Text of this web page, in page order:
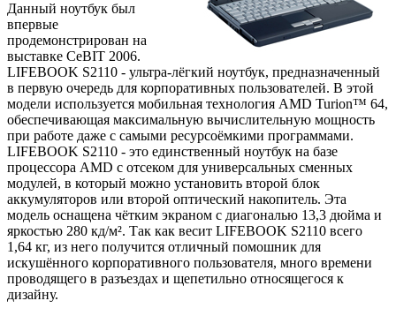
Данный ноутбук был
впервые
продемонстрирован на
выставке CeBIT 2006.
LIFEBOOK S2110 - ультра-лёгкий ноутбук, предназначенный
в первую очередь для корпоративных пользователей. В этой
модели используется мобильная технология AMD Turion™ 64,
обеспечивающая максимальную вычислительную мощность
при работе даже с самыми ресурсоёмкими программами.
LIFEBOOK S2110 - это единственный ноутбук на базе
процессора AMD с отсеком для универсальных сменных
модулей, в который можно установить второй блок
аккумуляторов или второй оптический накопитель. Эта
модель оснащена чётким экраном с диагональю 13,3 дюйма и
яркостью 280 кд/м². Так как весит LIFEBOOK S2110 всего
1,64 кг, из него получится отличный помошник для
искушённого корпоративного пользователя, много времени
проводящего в разъездах и щепетильно относящегося к
дизайну.